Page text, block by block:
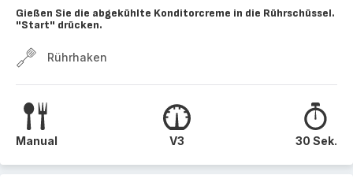
Gießen Sie die abgekühlte Konditorcreme in die Rührschüssel.
"Start" drücken.
Rührhaken
Manual V3 30 Sek.